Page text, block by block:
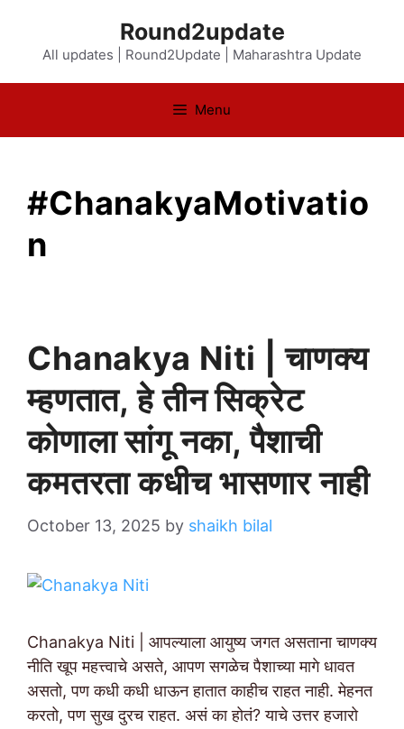
content
Round2update
All updates | Round2Update | Maharashtra Update
Menu
#ChanakyaMotivatio
n
Chanakya Niti | चाणक्य
म्हणतात, हे तीन सिक्रेट
कोणाला सांगू नका, पैशाची
कमतरता कधीच भासणार नाही
October 13, 2025 by shaikh bilal
Chanakya Niti | आपल्याला आयुष्य जगत असताना चाणक्य
नीति खूप महत्त्वाचे असते, आपण सगळेच पैशाच्या मागे धावत
असतो, पण कधी कधी धाऊन हातात काहीच राहत नाही. मेहनत
करतो, पण सुख दुरच राहत. असं का होतं? याचे उत्तर हजारो